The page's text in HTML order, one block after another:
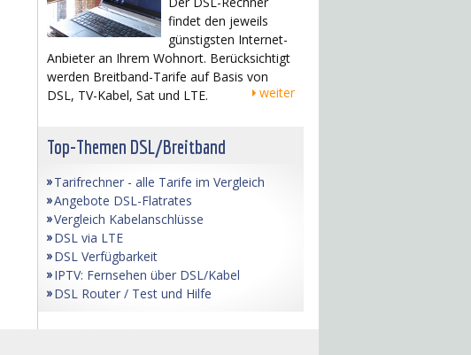
findet den jeweils
günstigsten Internet-
Anbieter an Ihrem Wohnort. Berücksichtigt
werden Breitband-Tarife auf Basis von
DSL, TV-Kabel, Sat und LTE.
weiter
Top-Themen DSL/Breitband
Tarifrechner - alle Tarife im Vergleich
Angebote DSL-Flatrates
Vergleich Kabelanschlüsse
DSL via LTE
DSL Verfügbarkeit
IPTV: Fernsehen über DSL/Kabel
DSL Router / Test und Hilfe